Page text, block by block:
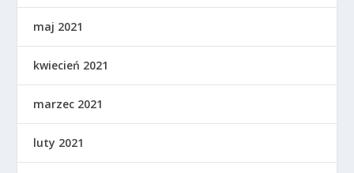
maj 2021
kwiecień 2021
marzec 2021
luty 2021